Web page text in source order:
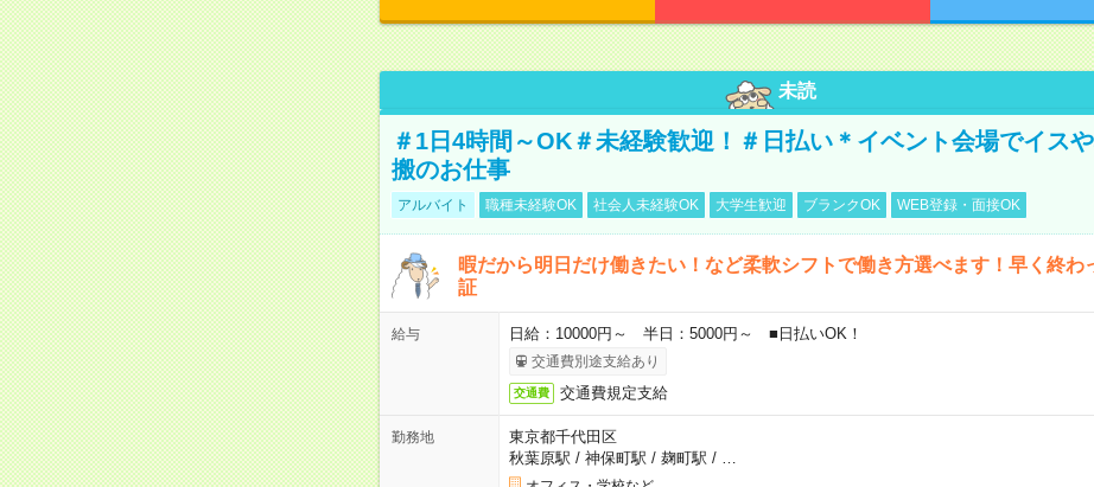
未読
＃1日4時間～OK＃未経験歓迎！＃日払い＊イベント会場でイス
搬のお仕事
アルバイト 職種未経験OK 社会人未経験OK 大学生歓迎 ブランクOK WEB登録・面接OK
暇だから明日だけ働きたい！など柔軟シフトで働き方選べます！早く終わ
証
給与 日給：10000円～ 半日：5000円～ ■日払いOK！
交通費別途支給あり
交通費 交通費規定支給
勤務地
東京都千代田区
秋葉原駅 / 神保町駅 / 麹町駅 /